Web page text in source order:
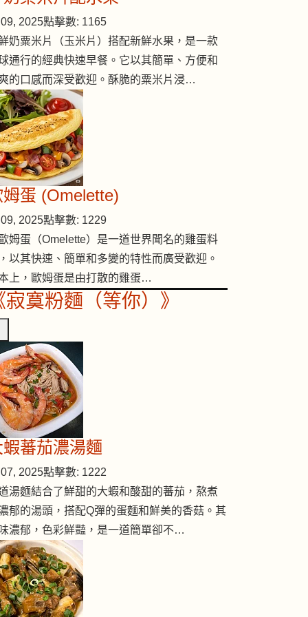
2025點擊數: 1165
奶粟米片（玉米片）搭配新鮮水果，是一款
通行的經典快速早餐。它以其簡單、方便和
的口感而深受歡迎。酥脆的粟米片浸…
蛋 (Omelette)
2025點擊數: 1229
姆蛋（Omelette）是一道世界聞名的雞蛋料
以其快速、簡單和多變的特性而廣受歡迎。
上，歐姆蛋是由打散的雞蛋…
寂寞粉麵（等你）》
蕃茄濃湯麵
2025點擊數: 1222
湯麵結合了鮮甜的大蝦和酸甜的蕃茄，熬煮
郁的湯頭，搭配Q彈的蛋麵和鮮美的香菇。其
濃郁，色彩鮮豔，是一道簡單卻不…